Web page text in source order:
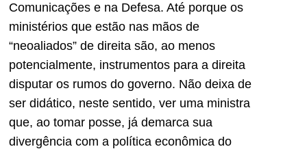
Comunicações e na Defesa. Até porque os
ministérios que estão nas mãos de
“neoaliados” de direita são, ao menos
potencialmente, instrumentos para a direita
disputar os rumos do governo. Não deixa de
ser didático, neste sentido, ver uma ministra
que, ao tomar posse, já demarca sua
divergência com a política econômica do